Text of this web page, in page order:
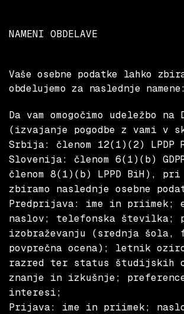
NAMENI OBDELAVE
Vaše osebne podatke lahko
obdelujemo za naslednje namene:
Da vam omogočimo udeležbo na
(izvajanje pogodbe z vami v
Srbija: členom 12(1)(2) LPDP
Slovenija: členom 6(1)(b)
členom 8(1)(b) LPPD BiH), pri
zbiramo naslednje osebne
Predprijava: ime in priimek;
naslov; telefonska številka;
izobraževanju (srednja šola,
povprečna ocena); letnik
razred ter status študijskih
znanje in izkušnje;
interesi;
Prijava:
ime in priimek;